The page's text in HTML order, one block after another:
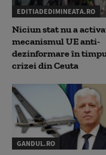
EDITIADEDIMINEATA.RO
Niciun stat nu a
mecanismul UE anti-
dezinformare în
crizei din Ceuta
GANDUL.RO